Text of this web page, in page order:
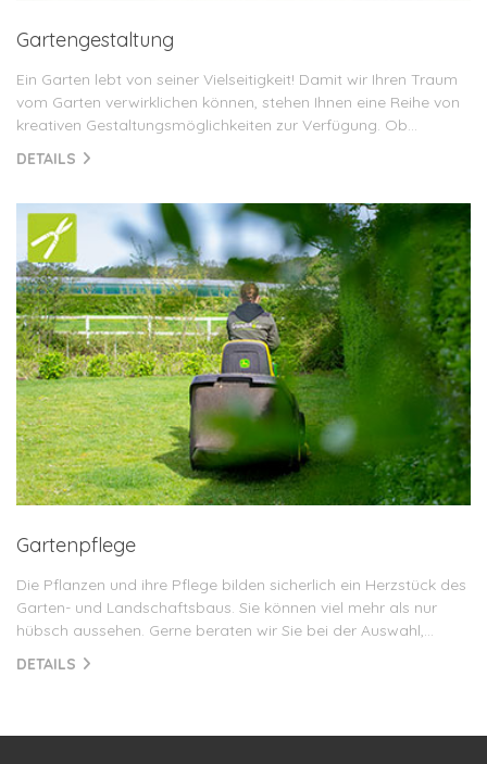
Gartengestaltung
Ein Garten lebt von seiner Vielseitigkeit! Damit wir Ihren Traum
vom Garten verwirklichen können, stehen Ihnen eine Reihe von
kreativen Gestaltungsmöglichkeiten zur Verfügung. Ob...
DETAILS
Gartenpflege
Die Pflanzen und ihre Pflege bilden sicherlich ein Herzstück des
Garten- und Landschaftsbaus. Sie können viel mehr als nur
hübsch aussehen. Gerne beraten wir Sie bei der Auswahl,...
DETAILS